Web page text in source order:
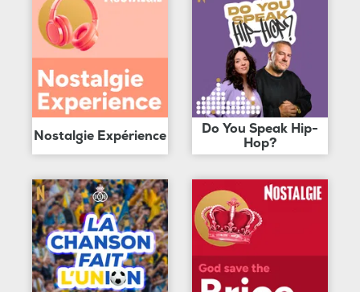
Nostalgie Expérience
Do You Speak Hip-
Hop?